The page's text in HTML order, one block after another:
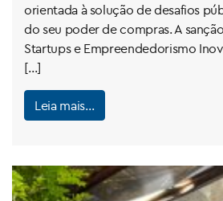
orientada à solução de desafios
do seu poder de compras. A
Startups e Empreendedorismo
[…]
Leia mais…